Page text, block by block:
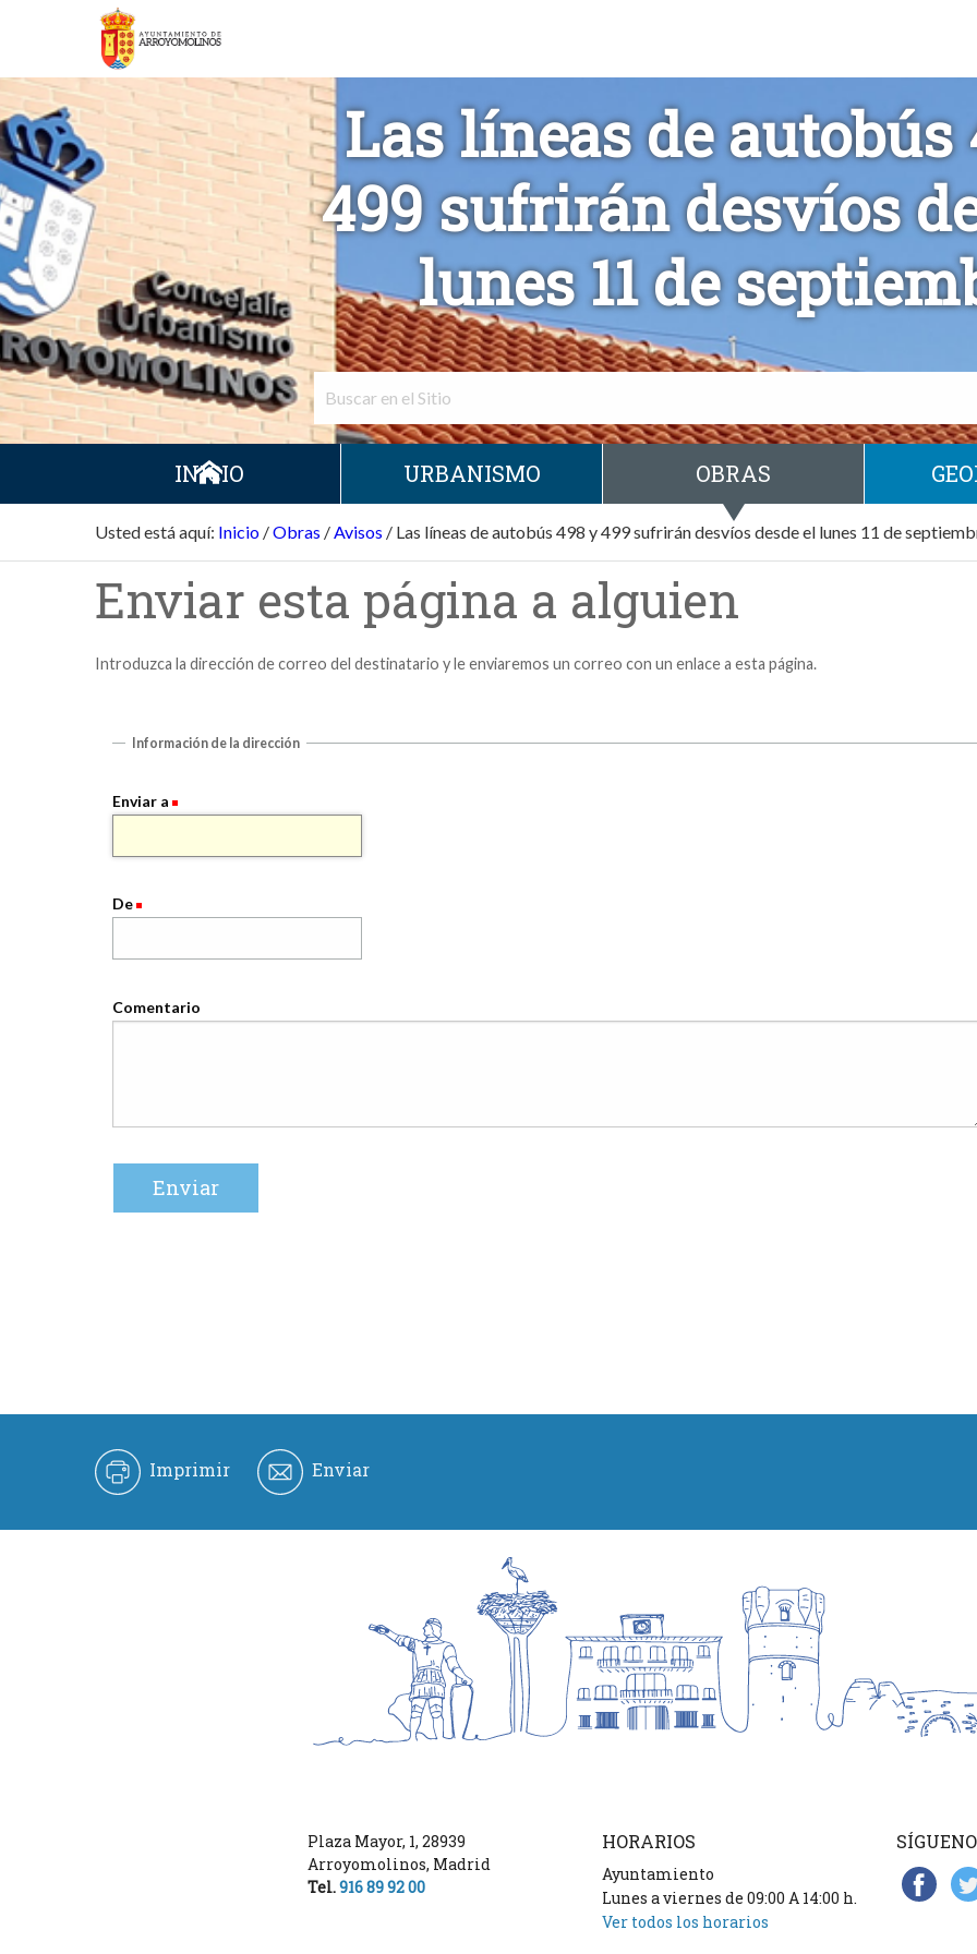
Las líneas de autobús
499 sufrirán desvíos
lunes 11 de
INICIO URBANISMO OBRAS
Usted está aquí: Inicio /Obras /Avisos / Las líneas de autobús 498 y 499 sufrirán desvíos desde el lunes 11 de
Enviar esta página a alguien
Introduzca la dirección de correo del destinatario y le enviaremos un correo con un enlace a esta página.
Información de la dirección
Enviar a
De
Comentario
Imprimir Enviar
Plaza Mayor, 1, 28939
Arroyomolinos, Madrid
Tel.916 89 92 00
HORARIOS
Ayuntamiento
Lunes a viernes de 09:00 A 14:00 h.
Ver todos los horarios